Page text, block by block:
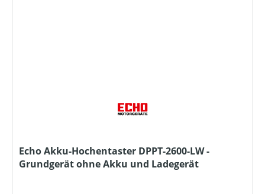
Echo Akku-Hochentaster DPPT-2600-LW -
Grundgerät ohne Akku und Ladegerät